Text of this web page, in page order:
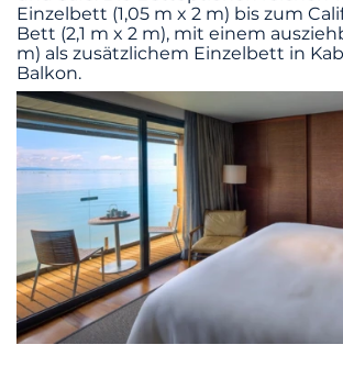
Einzelbett (1,05 m x 2 m) bis zum
Bett (2,1 m x 2 m), mit einem
m) als zusätzlichem Einzelbett in
Balkon.